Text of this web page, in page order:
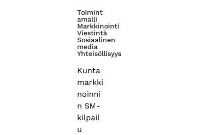
Toimint
amalli
Markkinointi
Viestintä
Sosiaalinen
media
Yhteisöllisyys
Kunta
markki
noinni
n SM-
kilpail
u